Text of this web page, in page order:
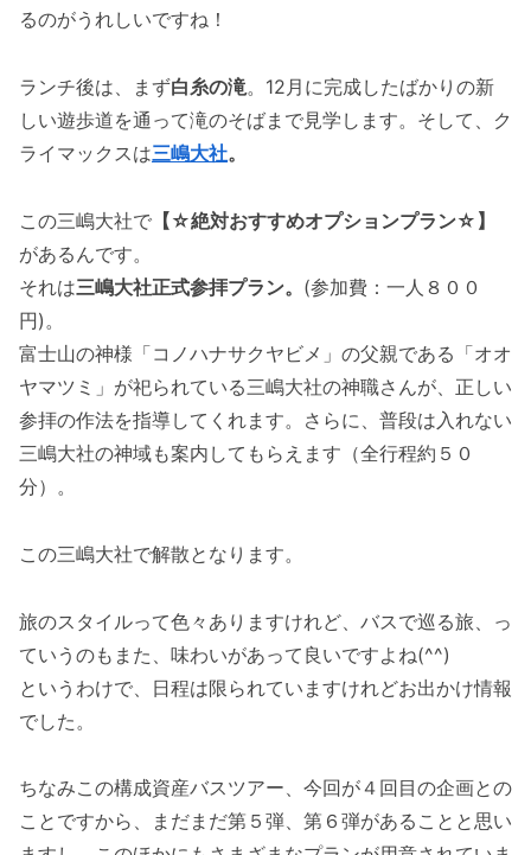
るのがうれしいですね！
ランチ後は、まず白糸の滝。12月に完成したばかりの新
しい遊歩道を通って滝のそばまで見学します。そして、ク
ライマックスは三嶋大社。
この三嶋大社で 【☆絶対おすすめオプションプラン☆】
があるんです。
それは三嶋大社正式参拝プラン。 (参加費：一人８００
円)。
富士山の神様「コノハナサクヤビメ」の父親である「オオ
ヤマツミ」が祀られている三嶋大社の神職さんが、正しい
参拝の作法を指導してくれます。さらに、普段は入れない
三嶋大社の神域も案内してもらえます（全行程約５０
分）。
この三嶋大社で解散となります。
旅のスタイルって色々ありますけれど、バスで巡る旅、っ
ていうのもまた、味わいがあって良いですよね(^^)
というわけで、日程は限られていますけれどお出かけ情報
でした。
ちなみこの構成資産バスツアー、今回が４回目の企画との
ことですから、まだまだ第５弾、第６弾があることと思い